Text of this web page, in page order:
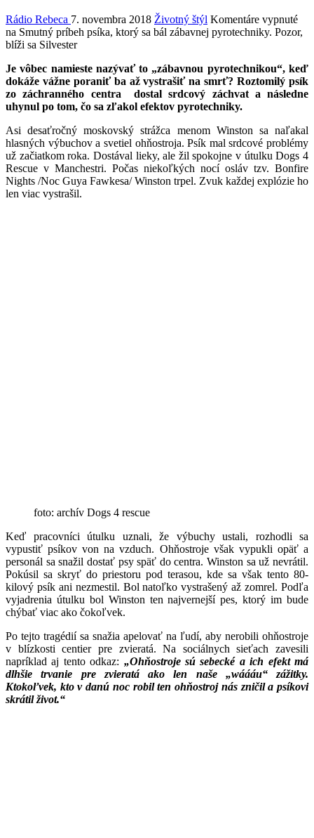
Rádio Rebeca 7. novembra 2018 Životný štýl Komentáre vypnuté
na Smutný príbeh psíka, ktorý sa bál zábavnej pyrotechniky. Pozor,
blíži sa Silvester
Je vôbec namieste nazývať to „zábavnou pyrotechnikou“, keď
dokáže vážne poraniť ba až vystrašiť na smrť? Roztomilý psík
zo záchranného centra dostal srdcový záchvat a následne
uhynul po tom, čo sa zľakol efektov pyrotechniky.
Asi desaťročný moskovský strážca menom Winston sa naľakal
hlasných výbuchov a svetiel ohňostroja. Psík mal srdcové problémy
už začiatkom roka. Dostával lieky, ale žil spokojne v útulku Dogs 4
Rescue v Manchestri. Počas niekoľkých nocí osláv tzv. Bonfire
Nights /Noc Guya Fawkesa/ Winston trpel. Zvuk každej explózie ho
len viac vystrašil.
foto: archív Dogs 4 rescue
Keď pracovníci útulku uznali, že výbuchy ustali, rozhodli sa
vypustiť psíkov von na vzduch. Ohňostroje však vypukli opäť a
personál sa snažil dostať psy späť do centra. Winston sa už nevrátil.
Pokúsil sa skryť do priestoru pod terasou, kde sa však tento 80-
kilový psík ani nezmestil. Bol natoľko vystrašený až zomrel. Podľa
vyjadrenia útulku bol Winston ten najvernejší pes, ktorý im bude
chýbať viac ako čokoľvek.
Po tejto tragédií sa snažia apelovať na ľudí, aby nerobili ohňostroje
v blízkosti centier pre zvieratá. Na sociálnych sieťach zavesili
napríklad aj tento odkaz: „Ohňostroje sú sebecké a ich efekt má
dlhšie trvanie pre zvieratá ako len naše „wáááu“ zážitky.
Ktokoľvek, kto v danú noc robil ten ohňostroj nás zničil a psíkovi
skrátil život.“